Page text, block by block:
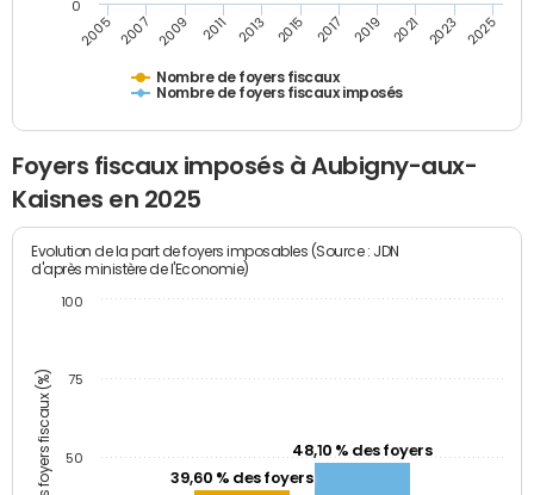
Nombre de foyers fiscaux
Nombre de foyers fiscaux imposés
2005 2007 2009 2011 2013 2015 2017 2019 2021 2023 2025
0
Foyers fiscaux imposés à Aubigny-aux-
Kaisnes en 2025
Part des foyers fiscaux (%)
Evolution de la part de foyers imposables (Source : JDN
d'après ministère de l'Economie)
39,60 % des foyers
48,10 % des foyers
50
75
100